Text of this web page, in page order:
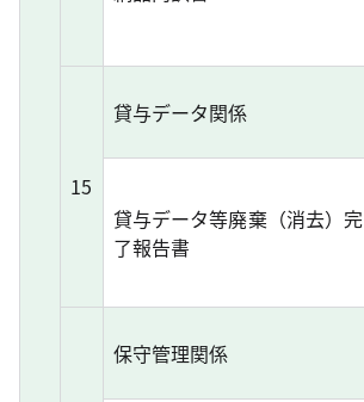
15
貸与データ関係
貸与データ等廃棄（消去）完
了報告書
保守管理関係